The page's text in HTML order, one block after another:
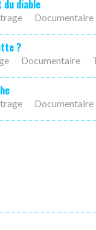
diable
Documentaire
?
Documentaire
Documentaire